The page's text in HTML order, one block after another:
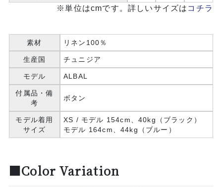
※単位はcmです。詳しいサイズは コチラ
素材 リネン100％
生産国 チュニジア
モデル ALBAL
付属品・備
考
ボタン
モデル着用
サイズ
XS / モデル 154cm、40kg（ブラック）
モデル 164cm、44kg（ブルー）
■Color Variation